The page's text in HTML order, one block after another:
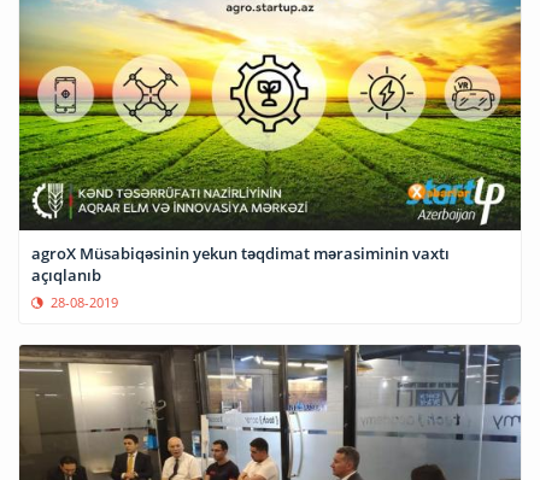
agroX Müsabiqəsinin yekun təqdimat mərasiminin vaxtı
açıqlanıb
28-08-2019